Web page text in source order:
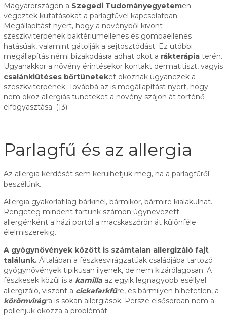
Magyarországon a Szegedi Tudományegyetemen
végeztek kutatásokat a parlagfűvel kapcsolatban.
Megállapítást nyert, hogy a növényből kivont
szeszkviterpének baktériumellenes és gombaellenes
hatásúak, valamint gátolják a sejtosztódást. Ez utóbbi
megállapítás némi bizakodásra adhat okot a rákterápiaterén.
Ugyanakkor a növény érintésekor kontakt dermatitiszt, vagyis
csalánkiütéses bőrtüneteket okoznak ugyanezek a
szeszkviterpének. Továbbá az is megállapítást nyert, hogy
nem okoz allergiás tüneteket a növény szájon át történő
elfogyasztása. (13)
Parlagfű és az allergia
Az allergia kérdését sem kerülhetjük meg, ha a parlagfűről
beszélünk.
Allergia gyakorlatilag bárkinél, bármikor, bármire kialakulhat.
Rengeteg mindent tartunk számon úgynevezett
allergénként a házi portól a macskaszőrön át különféle
élelmiszerekig.
A gyógynövények között is számtalan allergizáló fajt
találunk.Általában a fészkesvirágzatúak családjába tartozó
gyógynövények tipikusan ilyenek, de nem kizárólagosan. A
fészkesek közül is a kamillaaz egyik legnagyobb eséllyel
allergizáló, viszont a cickafarkfűre, és bármilyen hihetetlen, a
körömvirágra is sokan allergiások. Persze elsősorban nem a
pollenjük okozza a problémát.